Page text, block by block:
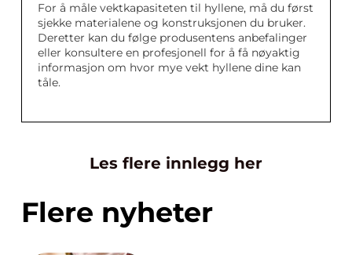
For å måle vektkapasiteten til hyllene, må du først
sjekke materialene og konstruksjonen du bruker.
Deretter kan du følge produsentens anbefalinger
eller konsultere en profesjonell for å få nøyaktig
informasjon om hvor mye vekt hyllene dine kan
tåle.
Les flere innlegg her
Flere nyheter